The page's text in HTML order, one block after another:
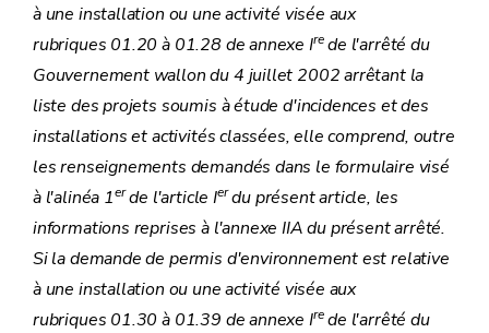
à une installation ou une activité visée aux
rubriques 01.20 à 01.28 deannexe Irede l'arrêté du
Gouvernement wallon du 4 juillet 2002 arrêtant la
liste des projets soumis à étude d'incidences et des
installations et activités classées, elle comprend, outre
les renseignements demandés dans le formulaire visé
à l'alinéa 1erde l'article Ierdu présent article, les
informations reprises à l'annexe IIA du présent arrêté.
Si la demande de permis d'environnement est relative
à une installation ou une activité visée aux
rubriques 01.30 à 01.39 deannexe Irede l'arrêté du